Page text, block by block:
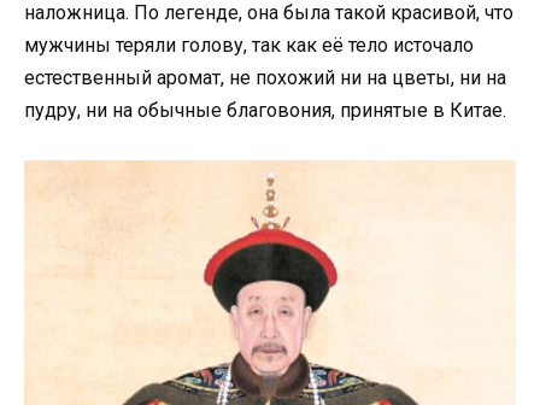
наложница. По легенде, она была такой красивой, что
мужчины теряли голову, так как её тело источало
естественный аромат, не похожий ни на цветы, ни на
пудру, ни на обычные благовония, принятые в Китае.